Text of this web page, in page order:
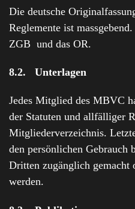
Die deutsche
Reglemente ist
ZGB und das OR.
8.2. Unterlagen
Jedes Mitglied des MBVC
der Statuten und allfälliger
Mitgliederverzeichnis.
den persönlichen Gebrauch
Dritten zugänglich gemacht
werden.